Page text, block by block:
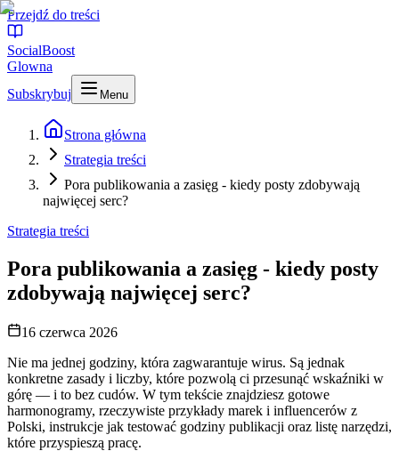
Przejdź do treści
SocialBoost
Glowna
Subskrybuj
Menu
Strona główna
Strategia treści
Pora publikowania a zasięg - kiedy posty zdobywają
najwięcej serc?
Strategia treści
Pora publikowania a zasięg - kiedy posty
zdobywają najwięcej serc?
16 czerwca 2026
Nie ma jednej godziny, która zagwarantuje wirus. Są jednak
konkretne zasady i liczby, które pozwolą ci przesunąć wskaźniki w
górę — i to bez cudów. W tym tekście znajdziesz gotowe
harmonogramy, rzeczywiste przykłady marek i influencerów z
Polski, instrukcje jak testować godziny publikacji oraz listę narzędzi,
które przyspieszą pracę.